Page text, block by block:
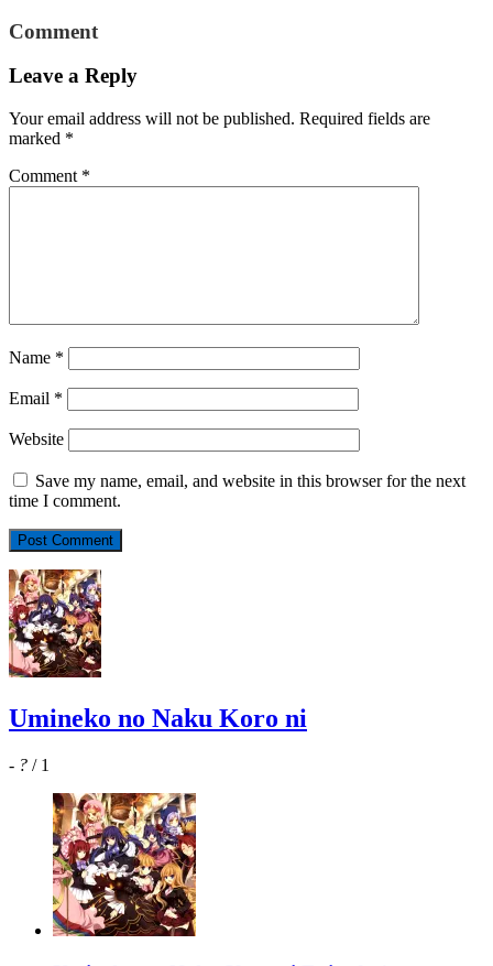
Comment
Leave a Reply
Your email address will not be published. Required fields are
marked *
Comment *
Name *
Email *
Website
Save my name, email, and website in this browser for the next
time I comment.
Umineko no Naku Koro ni
- ? / 1